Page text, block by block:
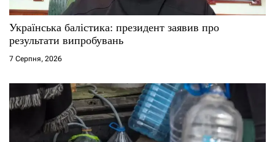
Українська балістика: президент заявив про
результати випробувань
7 Серпня, 2026